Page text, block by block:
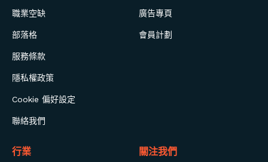
職業空缺
部落格
服務條款
隱私權政策
Cookie 偏好設定
聯絡我們
廣告專頁
會員計劃
行業 關注我們